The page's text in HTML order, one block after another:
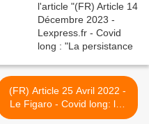
(FR) Article 25 Avril 2022 -
Le Figaro - Covid long: les
trois quarts des patients